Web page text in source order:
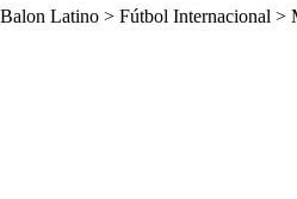
Balon Latino > Fútbol Internacional >